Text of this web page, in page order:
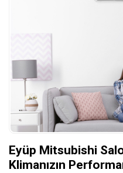
Eyüp Mitsubishi
Klimanızın